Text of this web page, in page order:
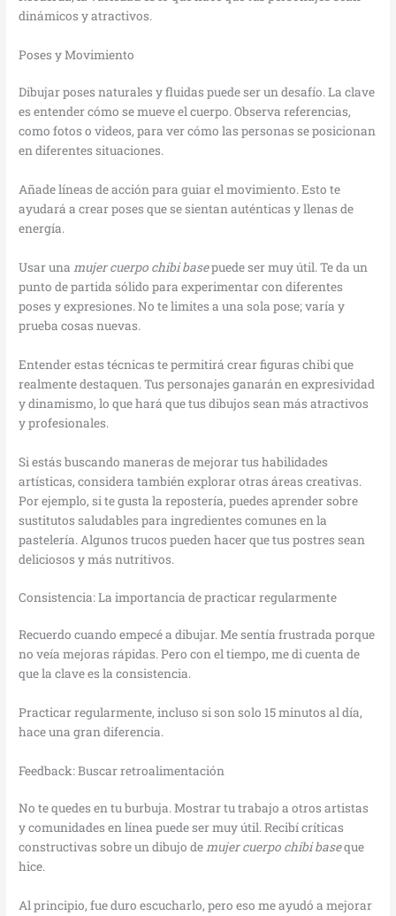
dinámicos y atractivos.
Poses y Movimiento
Dibujar poses naturales y fluidas puede ser un desafío. La clave
es entender cómo se mueve el cuerpo. Observa referencias,
como fotos o videos, para ver cómo las personas se posicionan
en diferentes situaciones.
Añade líneas de acción para guiar el movimiento. Esto te
ayudará a crear poses que se sientan auténticas y llenas de
energía.
Usar unamujer cuerpo chibi basepuede ser muy útil. Te da un
punto de partida sólido para experimentar con diferentes
poses y expresiones. No te limites a una sola pose; varía y
prueba cosas nuevas.
Entender estas técnicas te permitirá crear figuras chibi que
realmente destaquen. Tus personajes ganarán en expresividad
y dinamismo, lo que hará que tus dibujos sean más atractivos
y profesionales.
Si estás buscando maneras de mejorar tus habilidades
artísticas, considera también explorar otras áreas creativas.
Por ejemplo, si te gusta la repostería, puedes aprender sobre
sustitutos saludables para ingredientes comunes en la
pastelería. Algunos trucos pueden hacer que tus postres sean
deliciosos y más nutritivos.
Consistencia: La importancia de practicar regularmente
Recuerdo cuando empecé a dibujar. Me sentía frustrada porque
no veía mejoras rápidas. Pero con el tiempo, me di cuenta de
que la clave es la consistencia.
Practicar regularmente, incluso si son solo 15 minutos al día,
hace una gran diferencia.
Feedback: Buscar retroalimentación
No te quedes en tu burbuja. Mostrar tu trabajo a otros artistas
y comunidades en línea puede ser muy útil. Recibí críticas
constructivas sobre un dibujo demujer cuerpo chibi baseque
hice.
Al principio, fue duro escucharlo, pero eso me ayudó a mejorar